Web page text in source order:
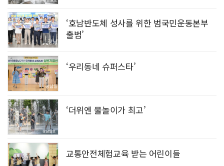
‘호남반도체 성사를 위한 범국민운동본부
출범’
‘우리동네 슈퍼스타’
‘더위엔 물놀이가 최고’
교통안전체험교육 받는 어린이들